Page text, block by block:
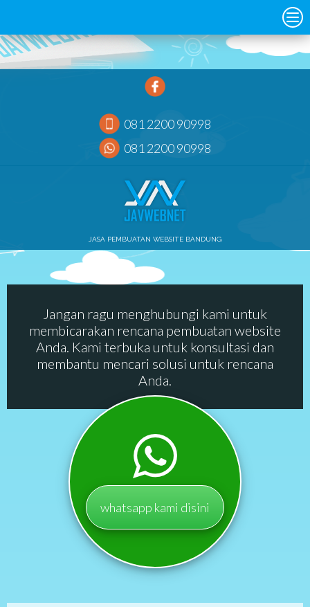
081 2200 90998
081 2200 90998
JASA PEMBUATAN WEBSITE BANDUNG
Jangan ragu menghubungi kami untuk
membicarakan rencana pembuatan website
Anda. Kami terbuka untuk konsultasi dan
membantu mencari solusi untuk rencana
Anda.
whatsapp kami disini